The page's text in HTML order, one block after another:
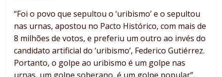
“Foi o povo que sepultou o ‘uribismo’ e o sepultou
nas urnas, apostou no Pacto Histórico, com mais de
8 milhões de votos, e preferiu um outro ao invés do
candidato artificial do ‘uribismo’, Federico Gutiérrez.
Portanto, o golpe ao uribismo é um golpe nas